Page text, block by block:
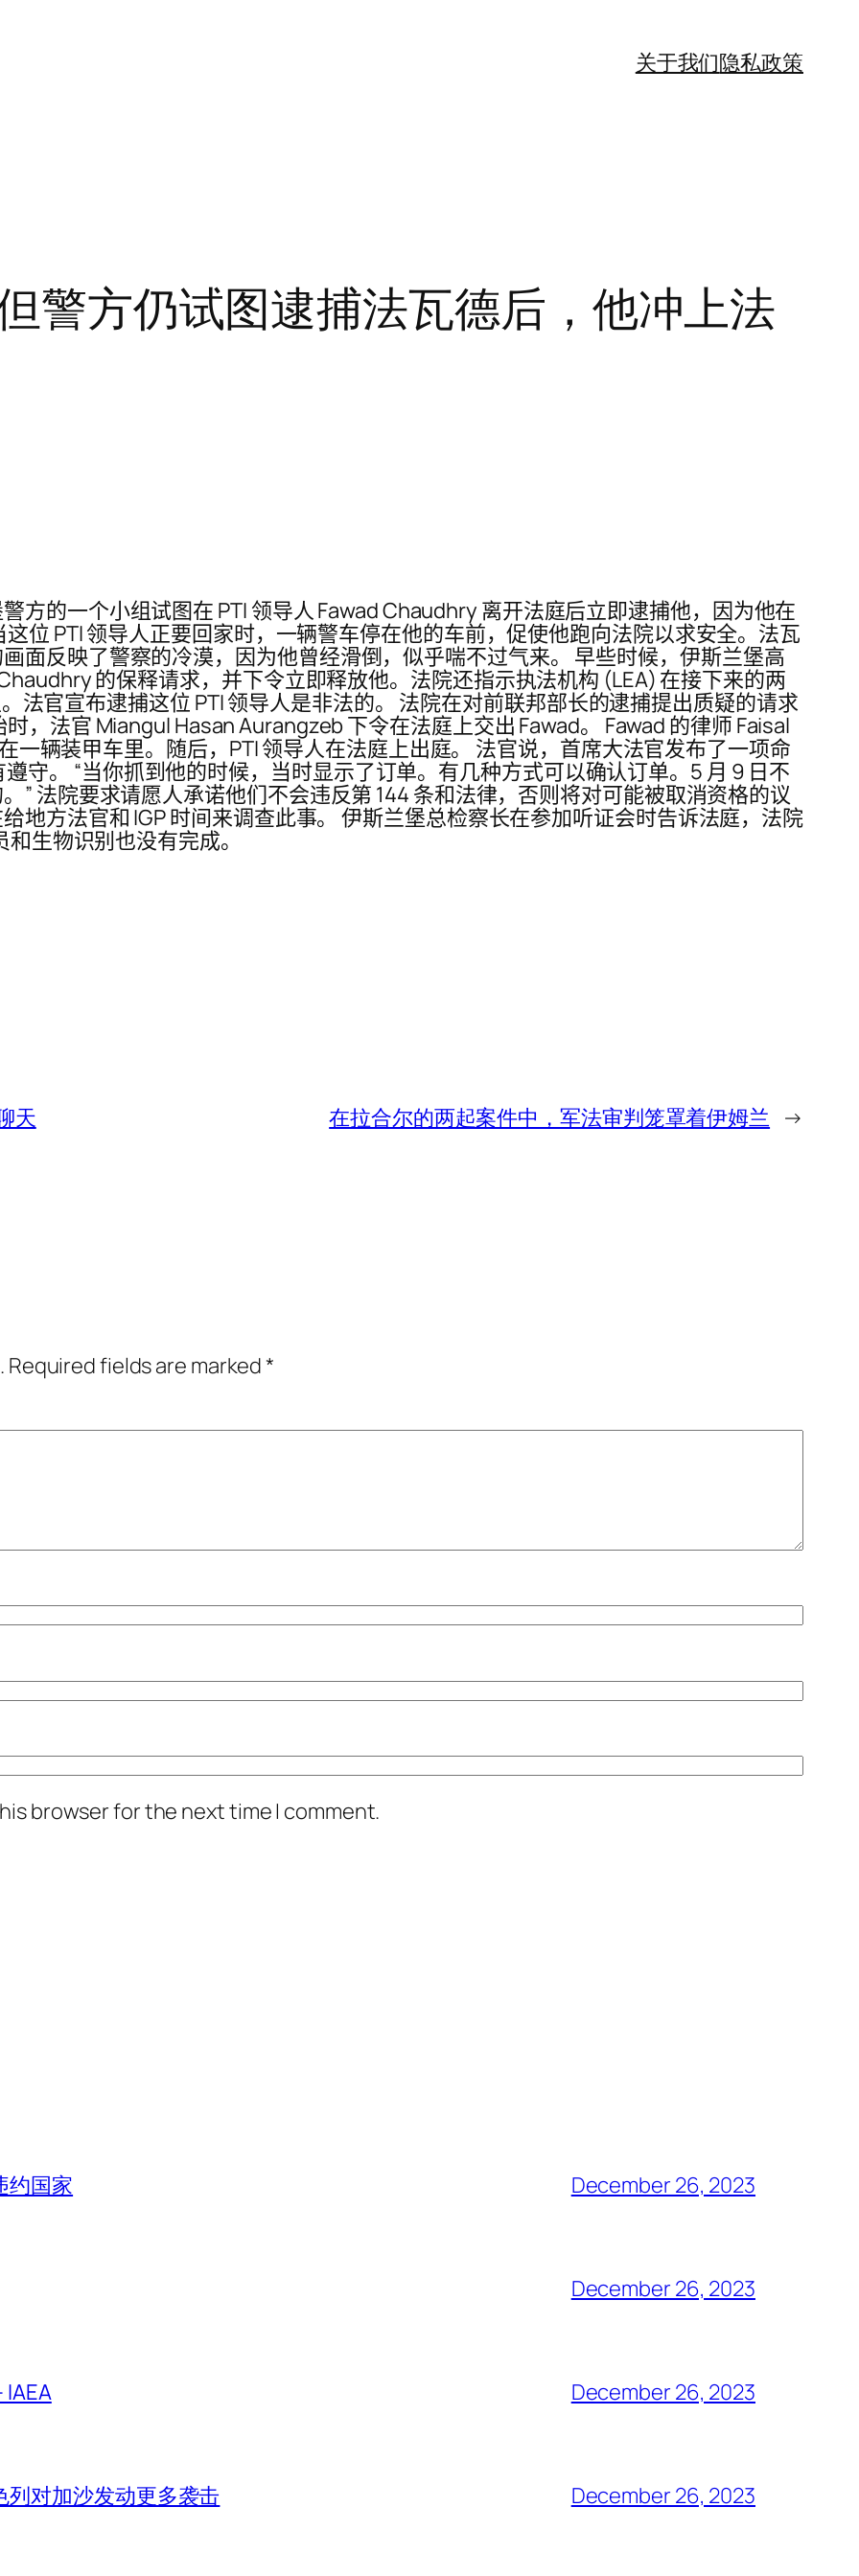
关于我们隐私政策
警方仍试图逮捕法瓦德后，他冲上法
方的一个小组试图在 PTI 领导人 Fawad Chaudhry 离开法庭后立即逮捕他，因为他在
位 PTI 领导人正要回家时，一辆警车停在他的车前，促使他跑向法院以求安全。法瓦
面反映了警察的冷漠，因为他曾经滑倒，似乎喘不过气来。 早些时候，伊斯兰堡高
的保释请求，并下令立即释放他。法院还指示执法机构 (LEA) 在接下来的两
法官宣布逮捕这位 PTI 领导人是非法的。 法院在对前联邦部长的逮捕提出质疑的请求
，法官 Miangul Hasan Aurangzeb 下令在法庭上交出 Fawad。 Fawad 的律师 Faisal
一辆装甲车里。随后，PTI 领导人在法庭上出庭。 法官说，首席大法官发布了一项命
守。 “当你抓到他的时候，当时显示了订单。有几种方式可以确认订单。5 月 9 日不
” 法院要求请愿人承诺他们不会违反第 144 条和法律，否则将对可能被取消资格的议
地方法官和 IGP 时间来调查此事。 伊斯兰堡总检察长在参加听证会时告诉法庭，法院
生物识别也没有完成。
天 在拉合尔的两起案件中，军法审判笼罩着伊姆兰 →
Required fields are marked*
browser for the next time I comment.
约国家 December 26, 2023
December 26, 2023
December 26, 2023
对加沙发动更多袭击 December 26, 2023